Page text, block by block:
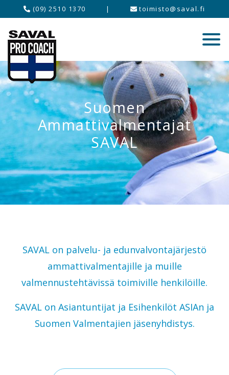
(09) 2510 1370 | toimisto@saval.fi
Suomen
Ammattivalmentajat
SAVAL
SAVAL on palvelu- ja edunvalvontajärjestö
ammattivalmentajille ja muille
valmennustehtävissä toimiville henkilöille.
SAVAL on Asiantuntijat ja Esihenkilöt ASIAn ja
Suomen Valmentajien jäsenyhdistys.